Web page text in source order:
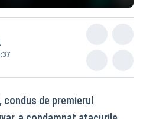
condus de premierul